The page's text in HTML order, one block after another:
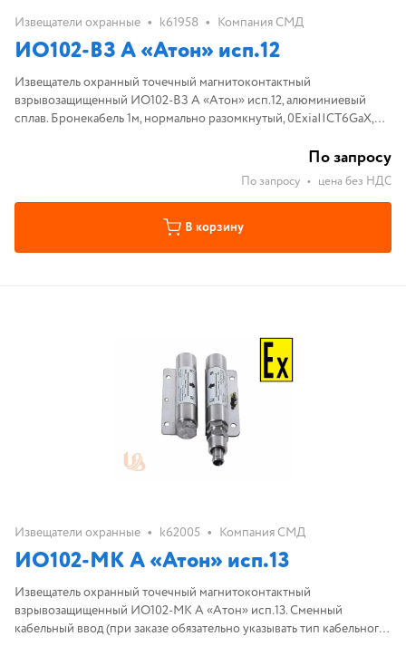
Извещатели охранные • k61958 • Компания СМД
ИО102-ВЗ А «Атон» исп.12
Извещатель охранный точечный магнитоконтактный
взрывозащищенный ИО102-ВЗ А «Атон» исп.12, алюминиевый
сплав. Бронекабель 1м, нормально разомкнутый, 0ExiaIICT6GaX,
По запросу
По запросу • цена без НДС
В корзину
Извещатели охранные • k62005 • Компания СМД
ИО102-МК А «Атон» исп.13
Извещатель охранный точечный магнитоконтактный
взрывозащищенный ИО102-МК А «Атон» исп.13. Сменный
кабельный ввод (при заказе обязательно указывать тип кабельного